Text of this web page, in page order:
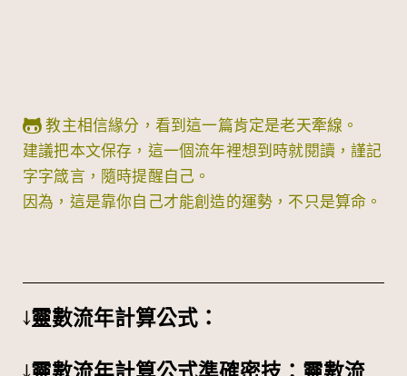
教主相信緣分，看到這一篇肯定是老天牽線。
建議把本文保存，這一個流年裡想到時就閱讀，謹記
字字箴言，隨時提醒自己。
因為，這是靠你自己才能創造的運勢，不只是算命。
↓靈數流年計算公式：